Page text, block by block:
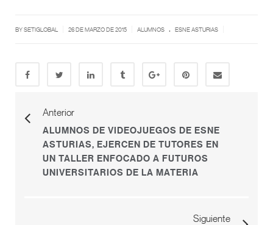
BY SETIGLOBAL 26 DE MARZO DE 2015 ALUMNOS . ESNE ASTURIAS
Anterior
ALUMNOS DE VIDEOJUEGOS DE ESNE
ASTURIAS, EJERCEN DE TUTORES EN
UN TALLER ENFOCADO A FUTUROS
UNIVERSITARIOS DE LA MATERIA
Siguiente